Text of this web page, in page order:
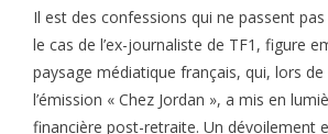
Il est des confessions qui ne passent pas
le cas de l’ex-journaliste de TF1, figure
paysage médiatique français, qui, lors
l’émission « Chez Jordan », a mis en
financière post-retraite. Un dévoilement